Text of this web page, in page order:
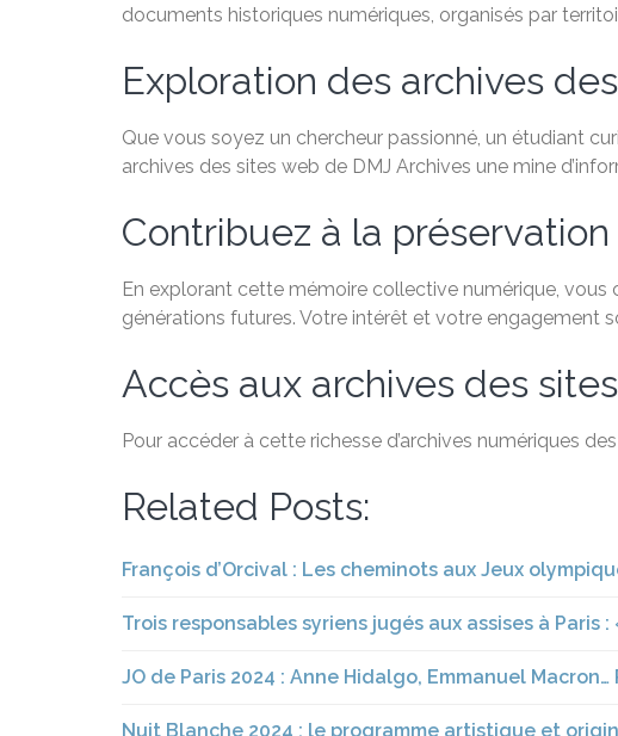
documents historiques numériques, organisés par
Exploration des archives
Que vous soyez un chercheur passionné, un étudiant
archives des sites web de DMJ Archives une mine
Contribuez à la préservation
En explorant cette mémoire collective numérique,
générations futures. Votre intérêt et votre engagement
Accès aux archives des
Pour accéder à cette richesse d’archives numériques
Related Posts:
François d’Orcival : Les cheminots aux Jeux
Trois responsables syriens jugés aux assises à Paris
JO de Paris 2024 : Anne Hidalgo, Emmanuel
Nuit Blanche 2024 : le programme artistique et